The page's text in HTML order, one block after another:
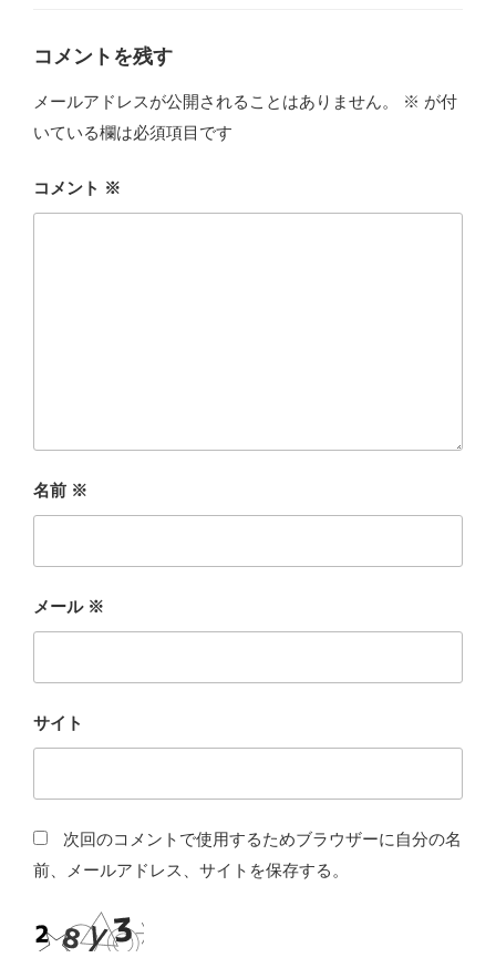
コメントを残す
メールアドレスが公開されることはありません。 ※ が付
いている欄は必須項目です
コメント ※
名前 ※
メール ※
サイト
次回のコメントで使用するためブラウザーに自分の名
前、メールアドレス、サイトを保存する。